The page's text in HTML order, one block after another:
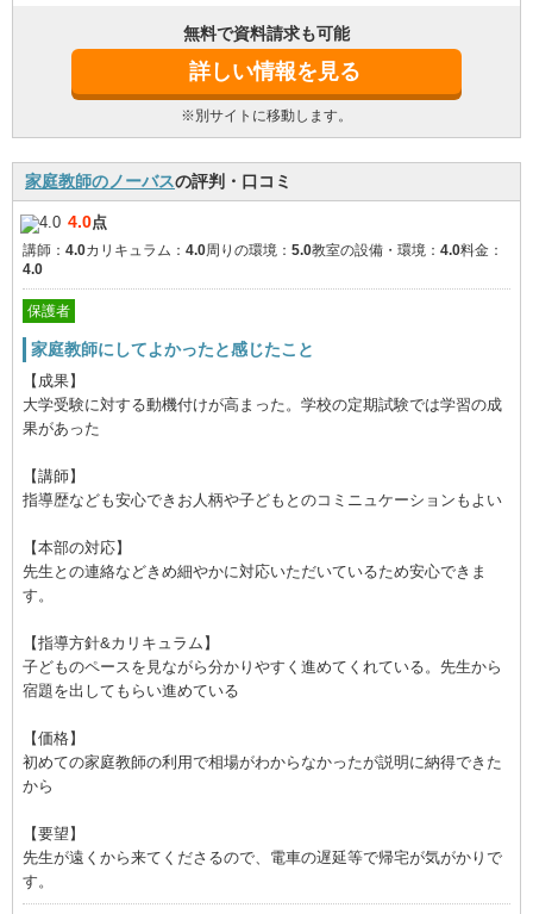
無料で資料請求も可能
詳しい情報を見る
※別サイトに移動します。
家庭教師のノーバスの評判・口コミ
4.0点
講師： 4.0カリキュラム： 4.0周りの環境： 5.0教室の設備・環境： 4.0料金：
4.0
保護者
家庭教師にしてよかったと感じたこと
【成果】
大学受験に対する動機付けが高まった。学校の定期試験では学習の成
果があった
【講師】
指導歴なども安心できお人柄や子どもとのコミニュケーションもよい
【本部の対応】
先生との連絡などきめ細やかに対応いただいているため安心できま
す。
【指導方針&カリキュラム】
子どものペースを見ながら分かりやすく進めてくれている。先生から
宿題を出してもらい進めている
【価格】
初めての家庭教師の利用で相場がわからなかったが説明に納得できた
から
【要望】
先生が遠くから来てくださるので、電車の遅延等で帰宅が気がかりで
す。